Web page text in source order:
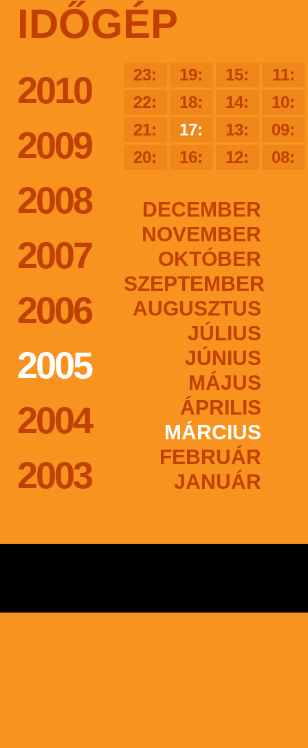
IDŐGÉP
2010
2009
2008
2007
2006
2005
2004
2003
23: 19: 15:
11:
22:
18: 14:
10:
21:
17: 13:
09:
20:
16: 12: 08:
DECEMBER
NOVEMBER
OKTÓBER
SZEPTEMBER
AUGUSZTUS
JÚLIUS
JÚNIUS
MÁJUS
ÁPRILIS
MÁRCIUS
FEBRUÁR
JANUÁR